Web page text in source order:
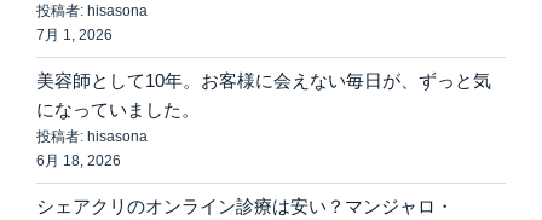
投稿者: hisasona
7月 1, 2026
美容師として10年。お客様に会えない毎日が、ずっと気
になっていました。
投稿者: hisasona
6月 18, 2026
シェアクリのオンライン診療は安い？マンジャロ・